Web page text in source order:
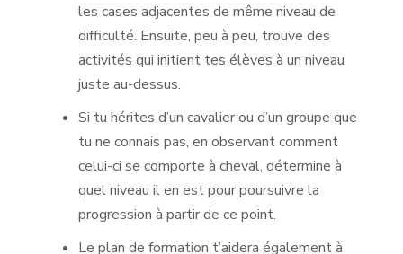
les cases adjacentes de même niveau de
difficulté. Ensuite, peu à peu, trouve des
activités qui initient tes élèves à un niveau
juste au-dessus.
Si tu hérites d’un cavalier ou d’un groupe que
tu ne connais pas, en observant comment
celui-ci se comporte à cheval, détermine à
quel niveau il en est pour poursuivre la
progression à partir de ce point.
Le plan de formation t’aidera également à